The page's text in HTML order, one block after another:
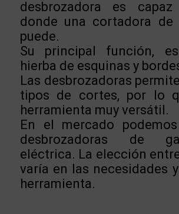
desbrozadora es
donde una cortadora de
puede.
Su principal función,
hierba de esquinas y
Las desbrozadoras
tipos de cortes, por lo
herramienta muy versátil.
En el mercado
desbrozadoras de
eléctrica. La elección
varía en las necesidades
herramienta.